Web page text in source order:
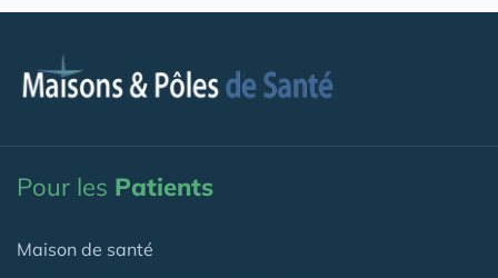
Pour les Patients
Maison de santé